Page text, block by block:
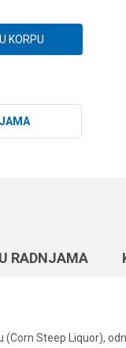
KORPU
RADNJAMA
(Corn Steep Liquor),